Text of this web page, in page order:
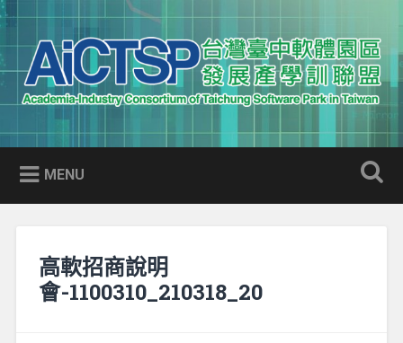
Skip
to
content
Search
AICTSP 台灣臺中軟體園區發展
產學訓聯盟
Academia-Industry Consortium of Taichung Software Park
in Taiwan
MENU
高軟招商說明
會-1100310_210318_20